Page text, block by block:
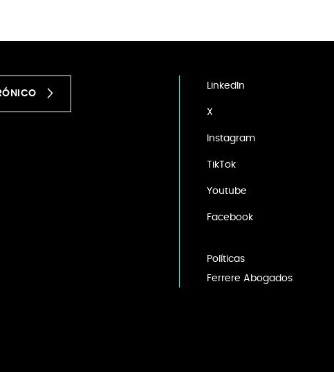
LinkedIn
X
Instagram
TikTok
Youtube
Facebook
Políticas
Ferrere Abogados